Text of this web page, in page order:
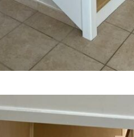
Toujours activé